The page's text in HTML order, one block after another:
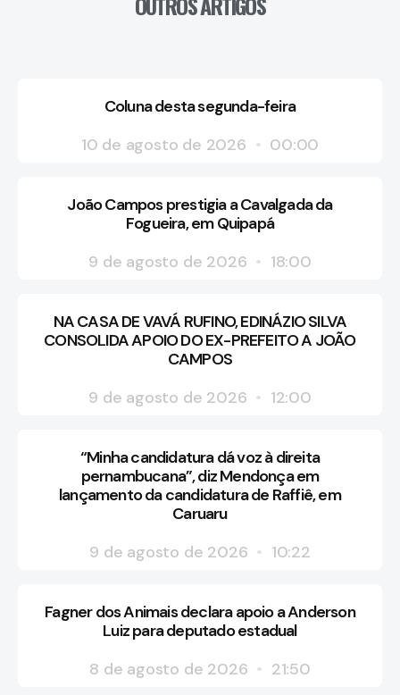
Coluna desta segunda-feira
10 de agosto de 2026
00:00
João Campos prestigia a Cavalgada da
Fogueira, em Quipapá
9 de agosto de 2026
18:00
NA CASA DE VAVÁ RUFINO, EDINÁZIO SILVA
CONSOLIDA APOIO DO EX-PREFEITO A JOÃO
CAMPOS
9 de agosto de 2026
12:00
“Minha candidatura dá voz à direita
pernambucana”, diz Mendonça em
lançamento da candidatura de Raffiê, em
Caruaru
9 de agosto de 2026
10:22
Fagner dos Animais declara apoio a Anderson
Luiz para deputado estadual
8 de agosto de 2026
21:50